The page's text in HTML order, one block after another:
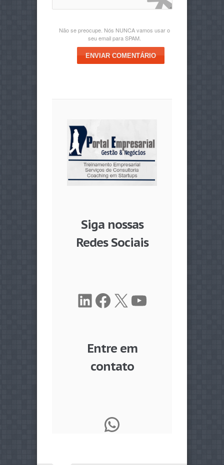
Não se preocupe. Nós NUNCA vamos usar o
seu email para SPAM.
ENVIAR COMENTÁRIO
Siga nossas
Redes Sociais
LinkedIn
Facebook
X Youtube
Entre em
contato
WhatsApp